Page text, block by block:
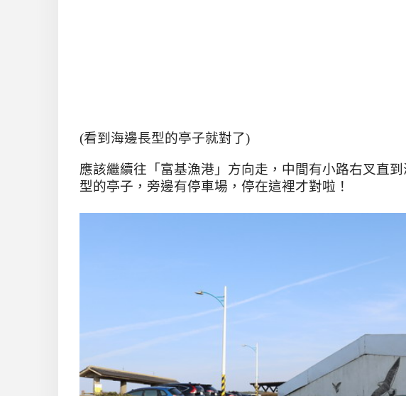
(看到海邊長型的亭子就對了)
應該繼續往「富基漁港」方向走，中間有小路右叉直
型的亭子，旁邊有停車場，停在這裡才對啦！